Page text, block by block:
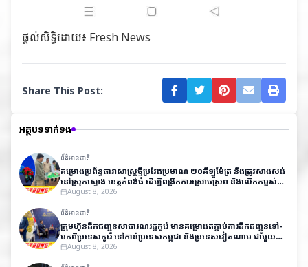
ផ្ដល់សិទ្ធិដោយ៖ Fresh News
Share This Post:
អត្ថបទទាក់ទង
ព័ត៌មានជាតិ
គម្រោងប្រព័ន្ធធារាសាស្ត្រថ្មីប្រវែងប្រមាណ ២០គីឡូម៉ែត្រ នឹងត្រូវសាងសង់
នៅស្រុកស្ទោង ខេត្តកំពង់ធំ ដើម្បីពង្រីកការស្រោចស្រព និងលើកកម្ពស់
ផលិតភាពកសិកម្ម
August 8, 2026
ព័ត៌មានជាតិ
ក្រុមហ៊ុនដឹកជញ្ជូនសាធារណរដ្ឋកូរ៉េ មានគម្រោងតភ្ជាប់ការដឹកជញ្ជូនទៅ-
មកពីប្រទេសកូរ៉េ​ ទៅកាន់ប្រទេសកម្ពុជា និងប្រទេសវៀតណាម ជាមួយ
តម្លៃសមរម្យ
August 8, 2026